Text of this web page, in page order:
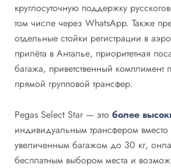
круглосуточную поддержку
том числе через WhatsApp. Также
отдельные стойки регистрации в
прилёта в Анталье, приоритетная
багажа, приветственный комплимент
прямой групповой трансфер.
Pegas Select Star — это более
индивидуальным трансфером вместо
увеличенным багажом до 30 кг,
бесплатным выбором места и